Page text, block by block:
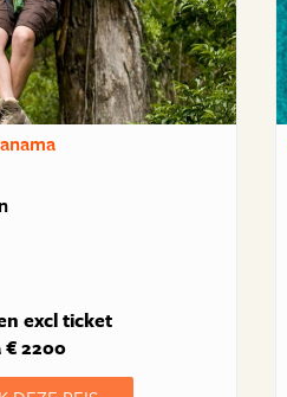
excl ticket
€ 2200